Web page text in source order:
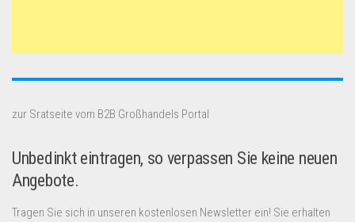
zur Sratseite vom B2B Großhandels Portal
Unbedinkt eintragen, so verpassen Sie keine neuen
Angebote.
Tragen Sie sich in unseren kostenlosen Newsletter ein! Sie erhalten